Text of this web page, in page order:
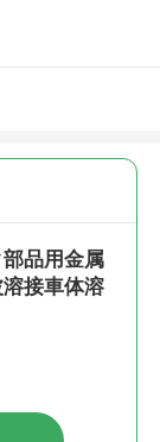
品用金属
接車体溶